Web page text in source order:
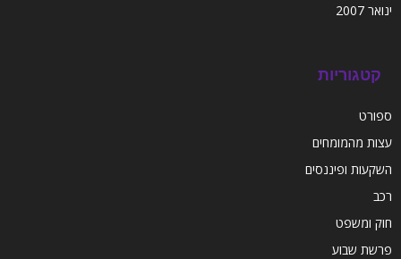
ינואר 2007
קטגוריות
ספורט
עצות מהמומחים
השקעות ופיננסים
רכב
חוק ומשפט
פרשת שבוע